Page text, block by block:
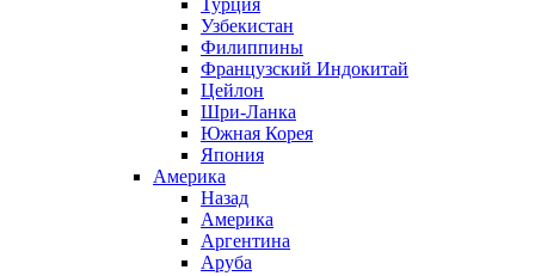
Турция
Узбекистан
Филиппины
Французский Индокитай
Цейлон
Шри-Ланка
Южная Корея
Япония
Америка
Назад
Америка
Аргентина
Аруба